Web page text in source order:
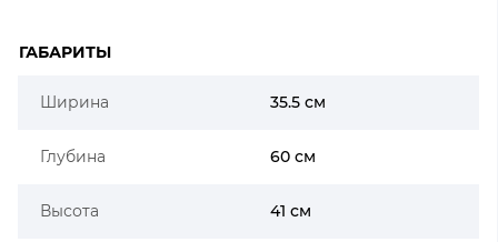
ГАБАРИТЫ
Ширина 35.5 см
Глубина 60 см
Высота 41 см